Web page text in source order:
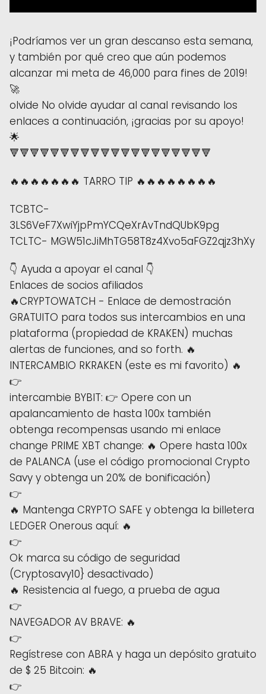
¡Podríamos ver un gran descanso esta semana,
y también por qué creo que aún podemos
alcanzar mi meta de 46,000 para fines de 2019!
🚀
olvide No olvide ayudar al canal revisando los
enlaces a continuación, ¡gracias por su apoyo!
🌟
🔻🔻🔻🔻🔻🔻🔻🔻🔻🔻🔻🔻🔻🔻🔻🔻🔻🔻🔻🔻
🔥🔥🔥🔥🔥🔥🔥 TARRO TIP 🔥🔥🔥🔥🔥🔥🔥🔥
TCBTC-
3LS6VeF7XwiYjpPmYCQeXrAvTndQUbK9pg
TCLTC- MGW51cJiMhTG58T8z4Xvo5aFGZ2qjz3hXy
👇 Ayuda a apoyar el canal 👇
Enlaces de socios afiliados
🔥CRYPTOWATCH - Enlace de demostración
GRATUITO para todos sus intercambios en una
plataforma (propiedad de KRAKEN) muchas
alertas de funciones, and so forth. 🔥
INTERCAMBIO RKRAKEN (este es mi favorito) 🔥
👉
intercambie BYBIT: 👉 Opere con un
apalancamiento de hasta 100x también
obtenga recompensas usando mi enlace
change PRIME XBT change: 🔥 Opere hasta 100x
de PALANCA (use el código promocional Crypto
Savy y obtenga un 20% de bonificación)
👉
🔥 Mantenga CRYPTO SAFE y obtenga la billetera
LEDGER Onerous aquí: 🔥
👉
Ok marca su código de seguridad
(Cryptosavy10} desactivado)
🔥 Resistencia al fuego, a prueba de agua
👉
NAVEGADOR AV BRAVE: 🔥
👉
Regístrese con ABRA y haga un depósito gratuito
de $ 25 Bitcoin: 🔥
👉